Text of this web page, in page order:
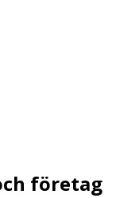
företag